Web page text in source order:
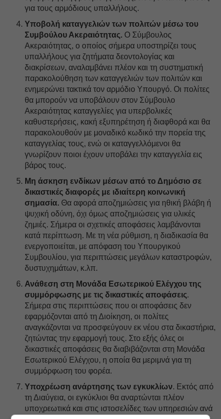
για τους αρμόδιους υπαλλήλους.
Υποβολή καταγγελιών των πολιτών μέσω του
Συμβούλου Ακεραιότητας. Ο Σύμβουλος
Ακεραιότητας, ο οποίος σήμερα υποστηρίζει τους
υπαλλήλους για ζητήματα δεοντολογίας και
διακρίσεων, αναλαμβάνει πλέον και τη συστηματική
παρακολούθηση των καταγγελιών των πολιτών και
ενημερώνει τακτικά τον αρμόδιο Υπουργό. Οι πολίτες
θα μπορούν να υποβάλουν στον Σύμβουλο
Ακεραιότητας καταγγελίες για υπερβολικές
καθυστερήσεις, κακή εξυπηρέτηση ή διαφθορά και θα
παρακολουθούν µε μοναδικό κωδικό την πορεία της
καταγγελίας τους, ενώ οι καταγγελλόμενοι θα
γνωρίζουν ποιοι έχουν υποβάλει την καταγγελία εις
βάρος τους.
Μη άσκηση ενδίκων μέσων από το Δημόσιο σε
δικαστικές διαφορές με ιδιαίτερη κοινωνική
σημασία. Θα αφορά αποζημιώσεις για ηθική βλάβη ή
ψυχική οδύνη, όχι όμως αποζημιώσεις για υλικές
ζημιές. Σήμερα οι σχετικές αποφάσεις λαμβάνονται
κατά περίπτωση. Με τη νέα ρύθμιση, η διαδικασία θα
ενεργοποιείται, με απόφαση του Υπουργικού
Συμβουλίου, για περιπτώσεις μεγάλων καταστροφών,
δυστυχημάτων, κ.λπ.
Ανάθεση στη Μονάδα Εσωτερικού Ελέγχου της
συμμόρφωσης με τις δικαστικές αποφάσεις.
Σήμερα στις περιπτώσεις που οι αποφάσεις δεν
εφαρμόζονται από τη Διοίκηση, οι πολίτες
αναγκάζονται να προσφεύγουν εκ νέου στα δικαστήρια,
ζητώντας την εφαρμογή τους. Στο εξής όλες οι
δικαστικές αποφάσεις θα διαβιβάζονται στη Μονάδα
Εσωτερικού Ελέγχου, η οποία θα μεριμνά για τη
συμμόρφωση του φορέα.
Υποχρέωση ανάρτησης των εγκυκλίων. Εκτός από
τη Διαύγεια, οι εγκύκλιοι θα αναρτώνται πλέον
υποχρεωτικά και στις ιστοσελίδες των υπηρεσιών ανά